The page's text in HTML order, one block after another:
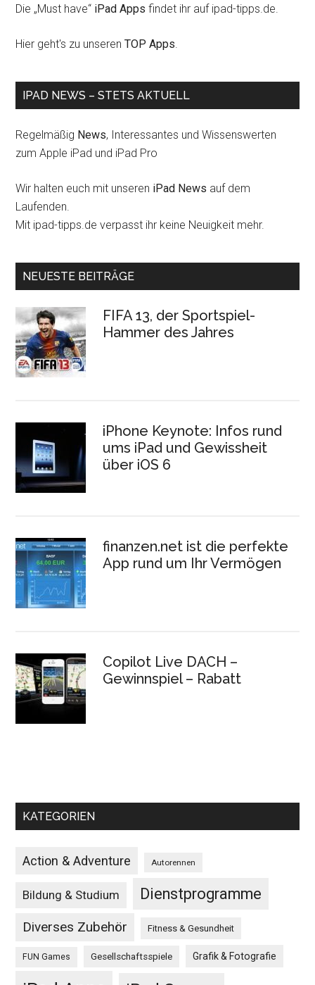
Die „Must have“ iPad Apps findet ihr auf ipad-tipps.de.
Hier geht's zu unserenTOP Apps.
IPAD NEWS – STETS AKTUELL
Regelmäßig News, Interessantes und Wissenswerten
zum Apple iPad und iPad Pro
Wir halten euch mit unseren iPad News auf dem
Laufenden.
Mit ipad-tipps.de verpasst ihr keine Neuigkeit mehr.
NEUESTE BEITRÄGE
FIFA 13, der Sportspiel-
Hammer des Jahres
iPhone Keynote: Infos rund
ums iPad und Gewissheit
über iOS 6
finanzen.net ist die perfekte
App rund um Ihr Vermögen
Copilot Live DACH –
Gewinnspiel – Rabatt
KATEGORIEN
Action & Adventure Autorennen
Bildung & Studium Dienstprogramme
Diverses Zubehör Fitness & Gesundheit
FUN Games Gesellschaftsspiele Grafik & Fotografie